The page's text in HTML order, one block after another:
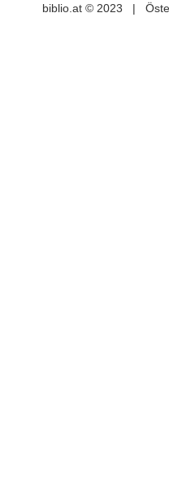
biblio.at © 2023 |